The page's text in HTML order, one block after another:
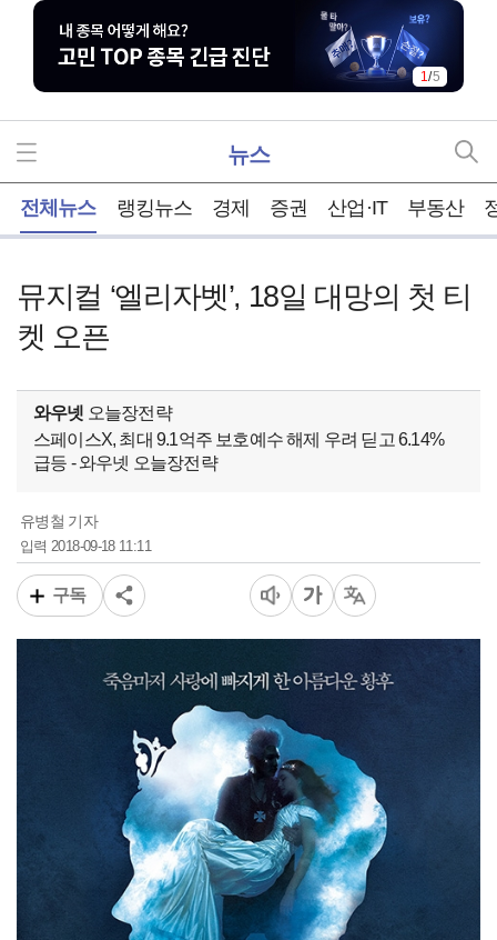
1/5
뉴스
전체뉴스 랭킹뉴스 경제 증권 산업·IT 부동산
뮤지컬 ‘엘리자벳’, 18일 대망의 첫 티
켓 오픈
와우넷 오늘장전략
스페이스X, 최대 9.1억주 보호예수 해제 우려 딛고 6.14%
급등 - 와우넷 오늘장전략
유병철 기자
입력2018-09-18 11:11
구독